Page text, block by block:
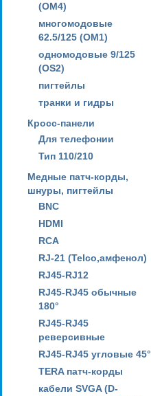
(OM4)
многомодовые
62.5/125 (OM1)
одномодовые 9/125
(OS2)
пигтейлы
транки и гидры
Кросс-панели
Для телефонии
Тип 110/210
Медные патч-корды,
шнуры, пигтейлы
BNC
HDMI
RCA
RJ-21 (Telco,амфенол)
RJ45-RJ12
RJ45-RJ45 обычные
180°
RJ45-RJ45
реверсивные
RJ45-RJ45 угловые 45°
TERA патч-корды
кабели SVGA (D-